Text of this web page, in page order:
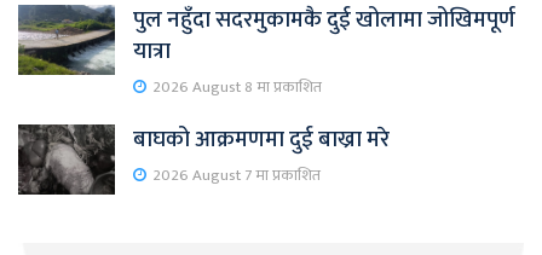
पुल नहुँदा सदरमुकामकै दुई खोलामा जोखिमपूर्ण
यात्रा
2026 August 8 मा प्रकाशित
बाघको आक्रमणमा दुई बाख्रा मरे
2026 August 7 मा प्रकाशित